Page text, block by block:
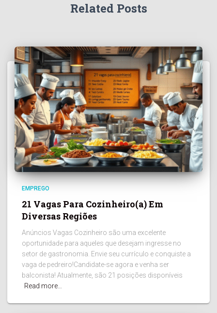
Related Posts
EMPREGO
21 Vagas Para Cozinheiro(a) Em
Diversas Regiões
Anúncios Vagas Cozinheiro são uma excelente
oportunidade para aqueles que desejam ingresse no
setor de gastronomia. Envie seu currículo e conquiste a
vaga de pedreiro!Candidate-se agora e venha ser
balconista! Atualmente, são 21 posições disponíveis
Read more…